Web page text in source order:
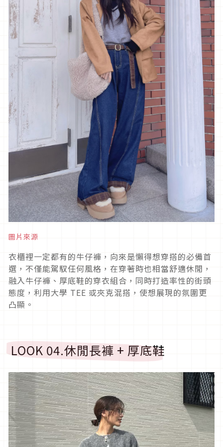
圖片來源
衣櫃裡一定都有的牛仔褲，向來是懶得想穿搭的必備首
選，不僅能駕馭任何風格，在穿著時也相當舒適休閒，
融入牛仔褲、厚底鞋的穿衣組合，同時打造率性的街頭
態度，利用大學 TEE 或夾克混搭，使想展現的氛圍更
凸顯。
LOOK 04.休閒長褲 +厚底鞋